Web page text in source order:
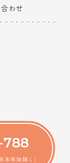
わせ
年始除く）